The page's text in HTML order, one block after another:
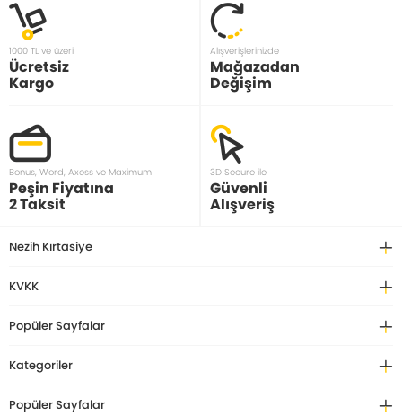
1000 TL ve üzeri
Ücretsiz
Kargo
Alışverişlerinizde
Mağazadan
Değişim
Bonus, Word, Axess ve Maximum
Peşin Fiyatına
2 Taksit
3D Secure ile
Güvenli
Alışveriş
Nezih Kırtasiye
KVKK
Popüler Sayfalar
Kategoriler
Popüler Sayfalar